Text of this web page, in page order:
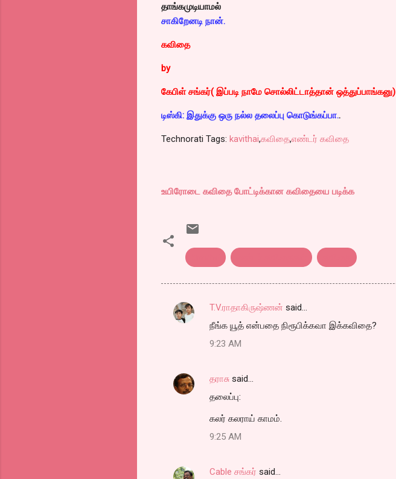
தாங்கமுடியாமல்
சாகிறேனடி நான்.
கவிதை
by
கேபிள் சங்கர்( இப்படி நாமே சொல்லிட்டாத்தான் ஒத்துப்பாங்கனு)
டிஸ்கி: இதுக்கு ஒரு நல்ல தலைப்பு கொடுங்கப்பா..
Technorati Tags: kavithai,கவிதை,எண்டர் கவிதை
உயிரோடை கவிதை போட்டிக்கான கவிதையை படிக்க
C
e
T.V.ராதாகிருஷ்ணன் said…
நீங்க யூத் என்பதை நிரூபிக்கவா இக்கவிதை?
9:23 AM
தராசு said…
தலைப்பு:
கலர் கலராய் காமம்.
9:25 AM
Cable சங்கர் said…